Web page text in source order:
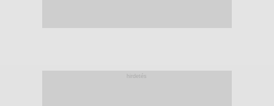
hirdetés